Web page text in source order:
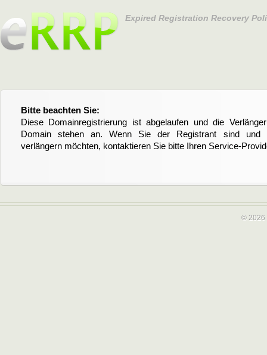
Expired Registration Recovery
Bitte beachten Sie:
Diese Domainregistrierung ist abgelaufen und die
Domain stehen an. Wenn Sie der Registrant sind und
verlängern möchten, kontaktieren Sie bitte Ihren Service-
Por favor, tenga en cuenta:
Este registro del dominio ha expirado y la renovación o la
pendiente. Si usted es el registrante de dominio y quiere
por favor póngase en contacto con su proveedor de servicios.
© 2026